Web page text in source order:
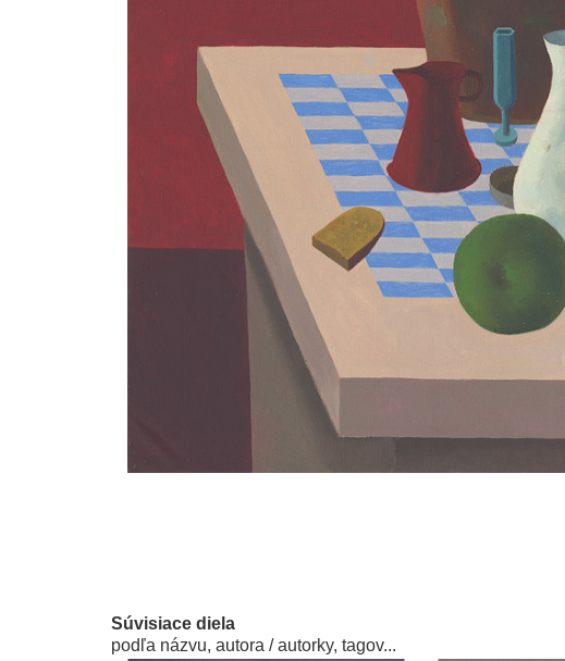
Súvisiace diela
podľa názvu, autora / autorky, tagov...